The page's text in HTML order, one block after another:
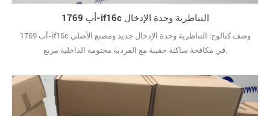
أب 1769-if16c التناظرية وحدة الإدخال
أب 1769-if16c وصف كتالوج: التناظرية وحدة الإدخال جديد ومصنع الأصلي
في مكافحة ساكنة حقيبة مع الفردية مختومة الداخلية مربع.